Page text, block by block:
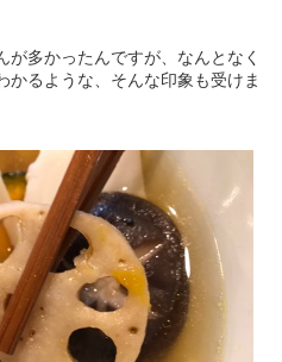
が多かったんですが、なんとなく
かるような、そんな印象も受けま